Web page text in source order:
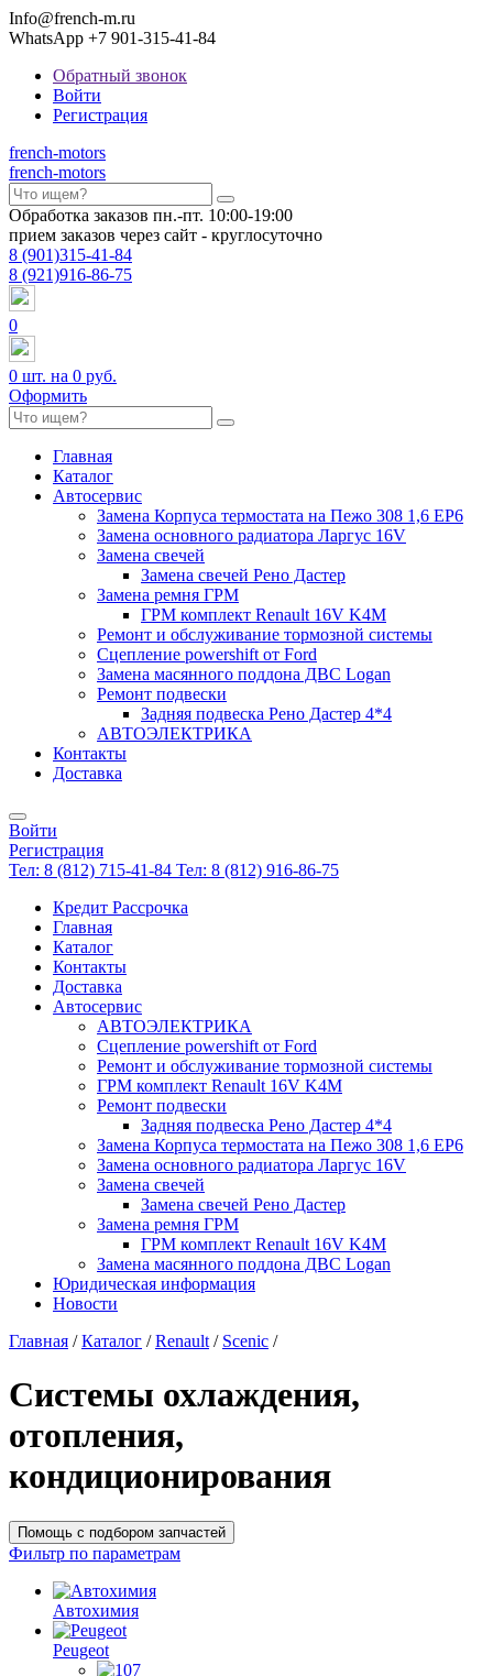
Info@french-m.ru
WhatsApp +7 901-315-41-84
Обратный звонок
Войти
Регистрация
french-motors
french-motors
Обработка заказов пн.-пт. 10:00-19:00
прием заказов через сайт - круглосуточно
8 (901)315-41-84
8 (921)916-86-75
0
0 шт. на 0 руб.
Оформить
Главная
Каталог
Автосервис
Замена Корпуса термостата на Пежо 308 1,6 EP6
Замена основного радиатора Ларгус 16V
Замена свечей
Замена свечей Рено Дастер
Замена ремня ГРМ
ГРМ комплект Renault 16V K4M
Ремонт и обслуживание тормозной системы
Сцепление powershift от Ford
Замена масянного поддона ДВС Logan
Ремонт подвески
Задняя подвеска Рено Дастер 4*4
АВТОЭЛЕКТРИКА
Контакты
Доставка
Войти
Регистрация
Тел: 8 (812) 715-41-84 Тел: 8 (812) 916-86-75
Кредит Рассрочка
Главная
Каталог
Контакты
Доставка
Автосервис
АВТОЭЛЕКТРИКА
Сцепление powershift от Ford
Ремонт и обслуживание тормозной системы
ГРМ комплект Renault 16V K4M
Ремонт подвески
Задняя подвеска Рено Дастер 4*4
Замена Корпуса термостата на Пежо 308 1,6 EP6
Замена основного радиатора Ларгус 16V
Замена свечей
Замена свечей Рено Дастер
Замена ремня ГРМ
ГРМ комплект Renault 16V K4M
Замена масянного поддона ДВС Logan
Юридическая информация
Новости
Главная / Каталог / Renault / Scenic /
Системы охлаждения,
отопления,
кондиционирования
Помощь с подбором запчастей
Фильтр по параметрам
Автохимия
Peugeot